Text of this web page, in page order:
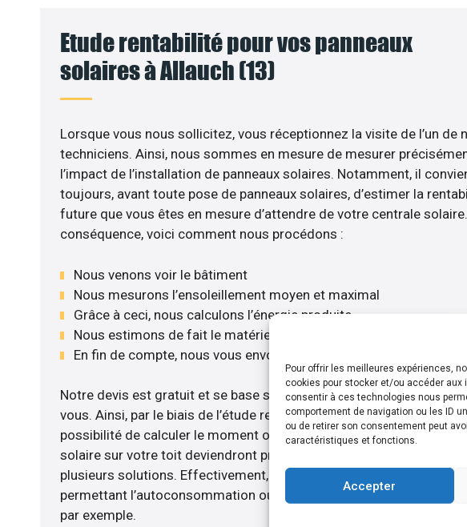
Pour offrir les meilleures expériences,
cookies pour stocker et/ou accéder aux
consentir à ces technologies nous
comportement de navigation ou les ID
ou de retirer son consentement peut
caractéristiques et fonctions.
Accepter
Etude rentabilité pour vos panneaux
solaires à Allauch (13)
Lorsque vous nous sollicitez, vous réceptionnez la visite de l’un de
techniciens. Ainsi, nous sommes en mesure de mesurer
l’impact de l’installation de panneaux solaires. Notamment, il
toujours, avant toute pose de panneaux solaires, d’estimer la
future que vous êtes en mesure d’attendre de votre centrale
conséquence, voici comment nous procédons :
Nous venons voir le bâtiment
Nous mesurons l’ensoleillement moyen et maximal
Grâce à ceci, nous calculons l’énergie produite
Nous estimons de fait le matériel le plus adéquat
En fin de compte, nous vous envoyons notre devis gratuitement
Notre devis est gratuit et se base sur la configuration la plus
vous. Ainsi, par le biais de l’étude rentabilité menée, nous sommes
possibilité de calculer le moment où les travaux d’installation de
solaire sur votre toit deviendront profitables. Pour cela, nous
plusieurs solutions. Effectivement, nous vous proposons un
permettant l’autoconsommation ou l’alimentation de batteries
par exemple.